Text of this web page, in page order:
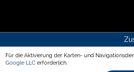
Für die Aktivierung der Karten- und
Google LLC erforderlich.